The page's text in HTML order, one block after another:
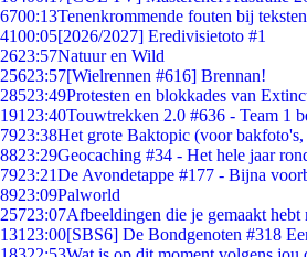
6700:13Tenenkrommende fouten bij
4100:05[2026/2027] Eredivisietoto #1
2623:57Natuur en Wild
25623:57[Wielrennen #616] Brennan!
28523:49Protesten en blokkades van
191 23:40Touwtrekken 2.0 #636 - Team 1
7923:38Het grote Baktopic (voor
8823:29Geocaching #34 - Het hele jaar
7923:21De Avondetappe #177 - Bijna
8923:09Palworld
25723:07Afbeeldingen die je gemaakt hebt
131 23:00[SBS6] De Bondgenoten #318